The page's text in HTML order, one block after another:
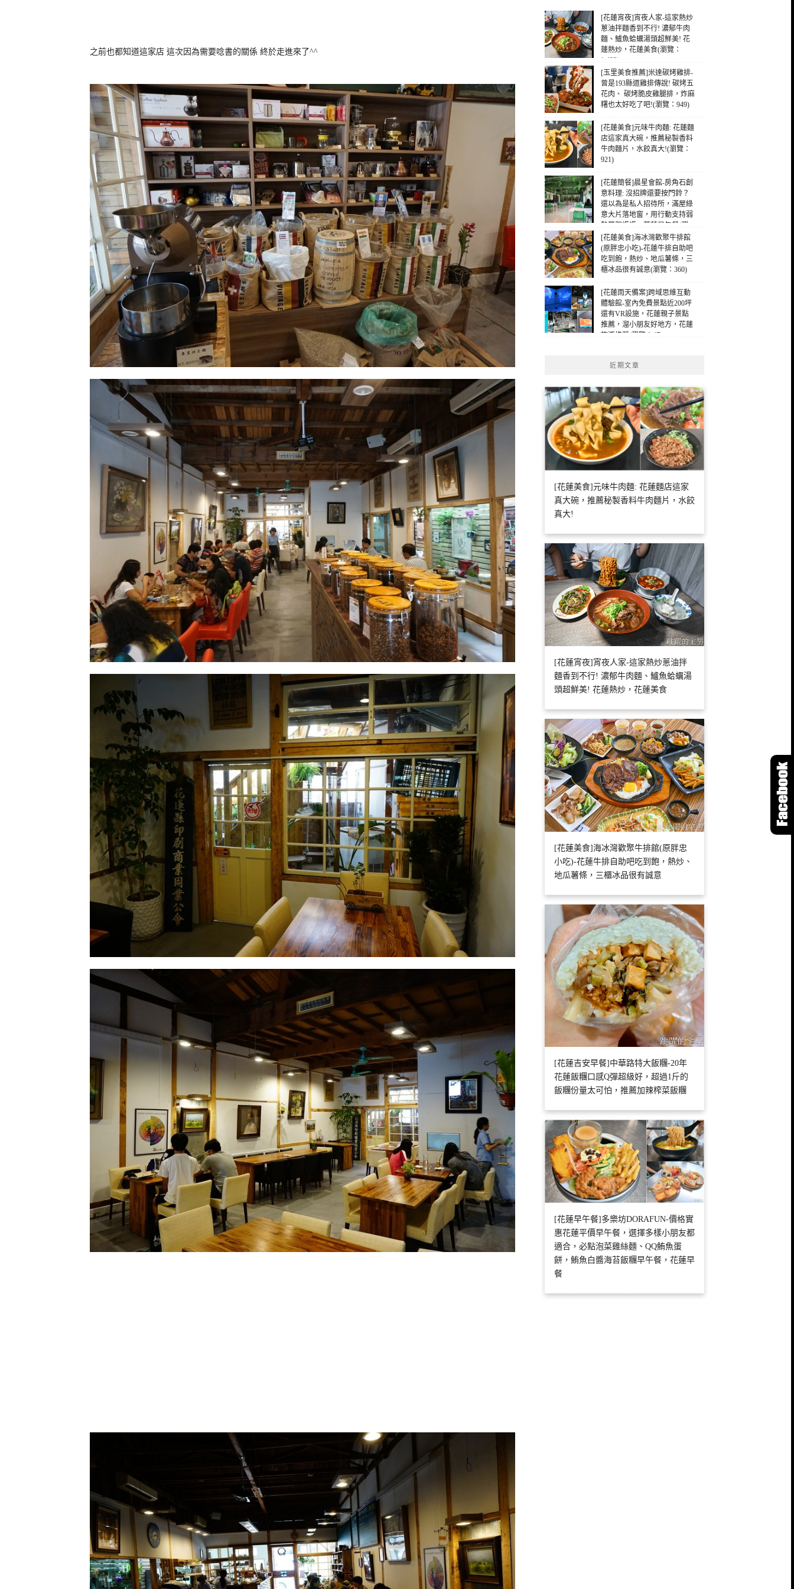
之前也都知道這家店 這次因為需要唸書的關係 終於走進來了^^
[花蓮宵夜]宵夜人家-這家熱炒
蔥油拌麵香到不行! 濃郁牛肉
麵、鱸魚蛤蠣湯頭超鮮美! 花
蓮熱炒，花蓮美食(瀏覽：
1,432)
[玉里美食推薦]米達碳烤雞排-
曾是193縣道雞排傳說! 碳烤五
花肉、 碳烤脆皮雞腿排，炸麻
糬也太好吃了吧!(瀏覽：949)
[花蓮美食]元味牛肉麵: 花蓮麵
店這家真大碗，推薦秘製香料
牛肉麵片，水餃真大!(瀏覽：
921)
[花蓮簡餐]晨星會館-房角石創
意料理: 沒招牌還要按門鈴？
還以為是私人招待所，滿屋綠
意大片落地窗，用行動支持弱
勢單親媽媽，花蓮早午餐(瀏
覽：323)
[花蓮美食]海冰灣歡聚牛排館
(原胖忠小吃)-花蓮牛排自助吧
吃到飽，熱炒、地瓜薯條，三
櫃冰品很有誠意(瀏覽：360)
[花蓮雨天備案]跨域思維互動
體驗館-室內免費景點近200坪
還有VR設施，花蓮親子景點
推薦，溜小朋友好地方，花蓮
旅遊推薦(瀏覽：47)
近期文章
[花蓮美食]元味牛肉麵: 花蓮麵店這家
真大碗，推薦秘製香料牛肉麵片，水餃
真大!
[花蓮宵夜]宵夜人家-這家熱炒蔥油拌
麵香到不行! 濃郁牛肉麵、鱸魚蛤蠣湯
頭超鮮美! 花蓮熱炒，花蓮美食
[花蓮美食]海冰灣歡聚牛排館(原胖忠
小吃)-花蓮牛排自助吧吃到飽，熱炒、
地瓜薯條，三櫃冰品很有誠意
[花蓮吉安早餐]中華路特大飯糰-20年
花蓮飯糰口感Q彈超級好，超過1斤的
飯糰份量太可怕，推薦加辣榨菜飯糰
[花蓮早午餐]多樂坊DORAFUN-價格實
惠花蓮平價早午餐，選擇多樣小朋友都
適合，必點泡菜雞絲麵、QQ鮪魚蛋
餅，鮪魚白醬海苔飯糰早午餐，花蓮早
餐